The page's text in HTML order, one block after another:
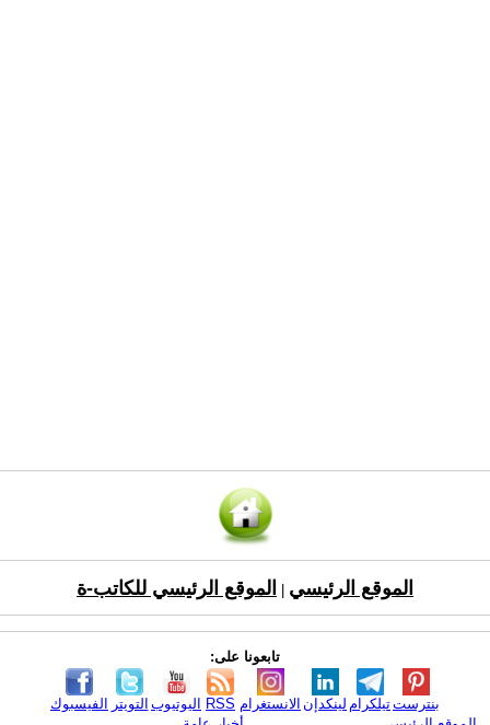
الموقع الرئيسي الموقع الرئيسي للكاتب-ة
تابعونا على:
الفيسبوك التويتر اليوتيوب RSS الانستغرام لينكدإن تيلكرامبنترست